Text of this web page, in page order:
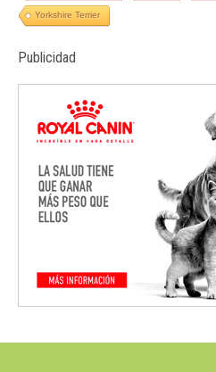
Yorkshire Terrier
Publicidad